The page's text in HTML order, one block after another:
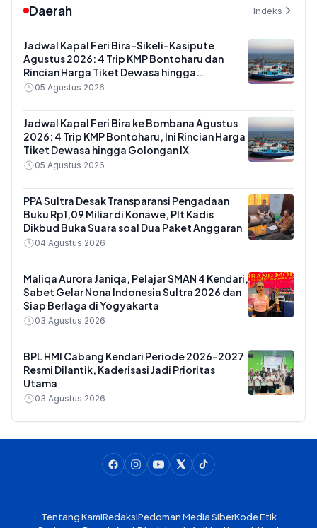
Daerah Indeks
Jadwal Kapal Feri Bira-Sikeli-Kasipute
Agustus 2026: 4 Trip KMP Bontoharu dan
Rincian Harga Tiket Dewasa hingga
Kendaraan Golongan IX
05 Agustus 2026
Jadwal Kapal Feri Bira ke Bombana Agustus
2026: 4 Trip KMP Bontoharu, Ini Rincian Harga
Tiket Dewasa hingga Golongan IX
05 Agustus 2026
PPA Sultra Desak Transparansi Pengadaan
Buku Rp1,09 Miliar di Konawe, Plt Kadis
Dikbud Buka Suara soal Dua Paket Anggaran
04 Agustus 2026
Maliqa Aurora Janiqa, Pelajar SMAN 4 Kendari,
Sabet Gelar Nona Indonesia Sultra 2026 dan
Siap Berlaga di Yogyakarta
03 Agustus 2026
BPL HMI Cabang Kendari Periode 2026-2027
Resmi Dilantik, Kaderisasi Jadi Prioritas
Utama
03 Agustus 2026
Tentang KamiRedaksiPedoman Media SiberKode Etik